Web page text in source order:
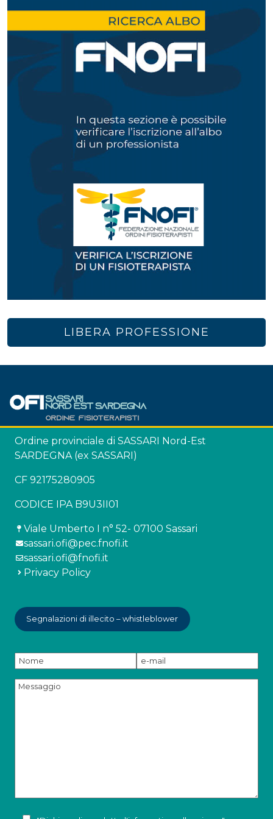
LIBERA PROFESSIONE
Ordine provinciale di SASSARI Nord-Est
SARDEGNA (ex SASSARI)
CF 92175280905
CODICE IPA B9U3II01
Viale Umberto I n° 52- 07100 Sassari
sassari.ofi@pec.fnofi.it
sassari.ofi@fnofi.it
Privacy Policy
Segnalazioni di illecito – whistleblower